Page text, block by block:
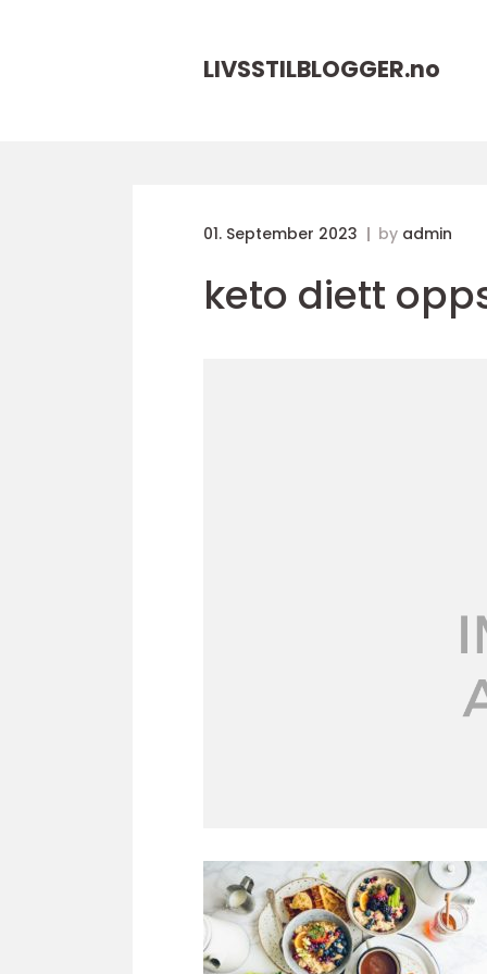
LIVSSTILBLOGGER.no
01. September 2023 by admin
keto diett